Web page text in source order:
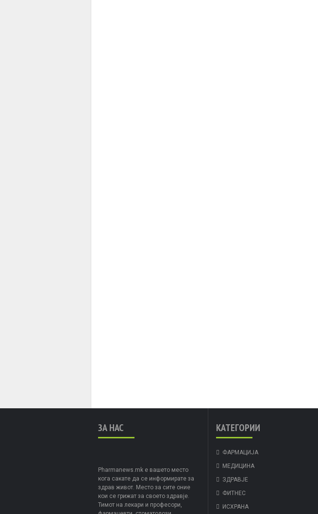
ЗА НАС
Pharmanews.mk е вашето место
кога сакате да се информирате за
здрав живот. Место за сите оние
кои се грижат за своето здравје.
Тимот на лекари и професори,
КАТЕГОРИИ
ФАРМАЦИЈА
МЕДИЦИНА
ЗДРАВЈЕ
ФИТНЕС
ИСХРАНА